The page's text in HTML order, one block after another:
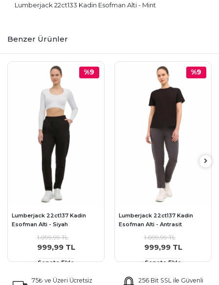
Lumberjack 22ct133 Kadin Esofman Alti - Mint
Benzer Ürünler
%9
Lumberjack 22ct137 Kadin
Esofman Alti - Siyah
1.099,99 TL
999,99 TL
Sepete Ekle
%9
Lumberjack 22ct137 Kadin
Esofman Alti - Antrasit
1.099,99 TL
999,99 TL
Sepete Ekle
75₺ ve Üzeri Ücretsiz
256 Bit SSL ile Güvenli